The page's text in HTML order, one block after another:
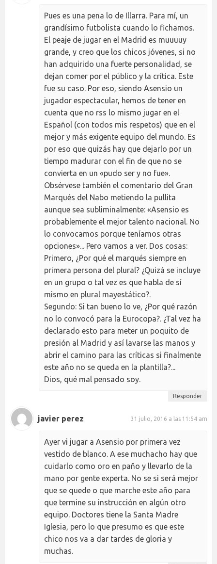
Pues es una pena lo de Illarra. Para mí, un
grandísimo futbolista cuando lo fichamos.
El peaje de jugar en el Madrid es muuuuy
grande, y creo que los chicos jóvenes, si no
han adquirido una fuerte personalidad, se
dejan comer por el público y la crítica. Este
fue su caso. Por eso, siendo Asensio un
jugador espectacular, hemos de tener en
cuenta que no rss lo mismo jugar en el
Español (con todos mis respetos) que en el
mejor y más exigente equipo del mundo. Es
por eso que quizás hay que dejarlo por un
tiempo madurar con el fin de que no se
convierta en un «pudo ser y no fue».
Obsérvese también el comentario del Gran
Marqués del Nabo metiendo la pullita
aunque sea subliminalmente: «Asensio es
probablemente el mejor talento nacional. No
lo convocamos porque teníamos otras
opciones»... Pero vamos a ver. Dos cosas:
Primero, ¿Por qué el marqués siempre en
primera persona del plural? ¿Quizá se incluye
en un grupo o tal vez es que habla de sí
mismo en plural mayestático?.
Segundo: Si tan bueno lo ve, ¿Por qué razón
no lo convocó para la Eurocopa?. ¿Tal vez ha
declarado esto para meter un poquito de
presión al Madrid y así lavarse las manos y
abrir el camino para las críticas si finalmente
este año no se queda en la plantilla?...
Dios, qué mal pensado soy.
Responder
javier perez 31 julio, 2016 a las 11:54 am
Ayer vi jugar a Asensio por primera vez
vestido de blanco. A ese muchacho hay que
cuidarlo como oro en paño y llevarlo de la
mano por gente experta. No se si será mejor
que se quede o que marche este año para
que termine su instrucción en algún otro
equipo. Doctores tiene la Santa Madre
Iglesia, pero lo que presumo es que este
chico nos va a dar tardes de gloria y
muchas.